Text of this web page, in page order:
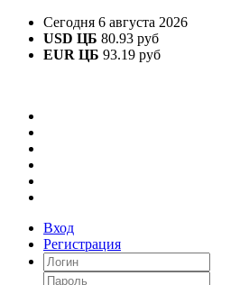
Сегодня 6 августа 2026
USD ЦБ 80.93 руб
EUR ЦБ 93.19 руб
Вход
Регистрация